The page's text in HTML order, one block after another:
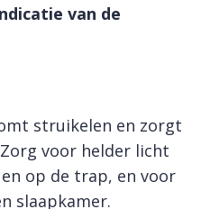
van de
struikelen en zorgt
voor helder licht
op de trap, en voor
slaapkamer.